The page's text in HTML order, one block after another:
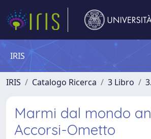
IRIS
IRIS Catalogo Ricerca 3 Libro
Marmi dal mondo
Accorsi-Ometto